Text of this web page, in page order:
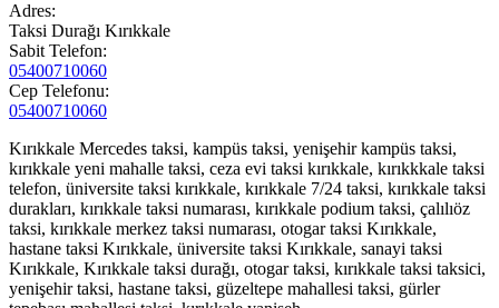
Adres:
Taksi Durağı Kırıkkale
Sabit Telefon:
05400710060
Cep Telefonu:
05400710060
Kırıkkale Mercedes taksi, kampüs taksi, yenişehir kampüs taksi,
kırıkkale yeni mahalle taksi, ceza evi taksi kırıkkale, kırıkkkale taksi
telefon, üniversite taksi kırıkkale, kırıkkale 7/24 taksi, kırıkkale taksi
durakları, kırıkkale taksi numarası, kırıkkale podium taksi, çalılıöz
taksi, kırıkkale merkez taksi numarası, otogar taksi Kırıkkale,
hastane taksi Kırıkkale, üniversite taksi Kırıkkale, sanayi taksi
Kırıkkale, Kırıkkale taksi durağı, otogar taksi, kırıkkale taksi taksici,
yenişehir taksi, hastane taksi, güzeltepe mahallesi taksi, gürler